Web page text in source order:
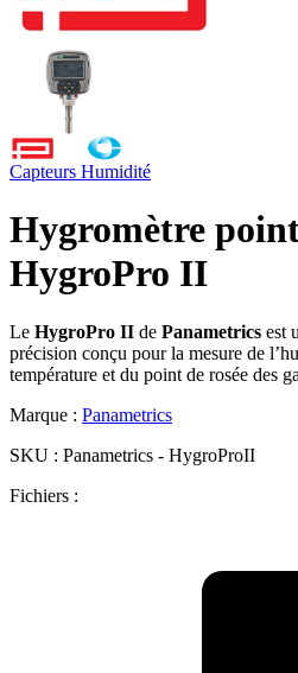
Capteurs Humidité
Hygromètre
HygroPro II
Le HygroPro II de Panametrics est
précision conçu pour la mesure de
température et du point de rosée des
Marque : Panametrics
SKU : Panametrics - HygroProII
Fichiers :